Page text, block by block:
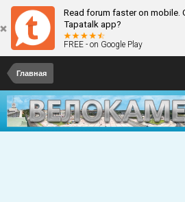
Read forum faster on mobile.
Tapatalk app?
FREE - on Google Play
Главная